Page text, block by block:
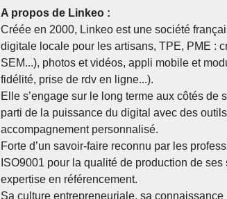
A propos de Linkeo :
Créée en 2000, Linkeo est une société
digitale locale pour les artisans, TPE, PME :
SEM...), photos et vidéos, appli mobile et
fidélité, prise de rdv en ligne...).
Elle s’engage sur le long terme aux côtés
parti de la puissance du digital avec des
accompagnement personnalisé.
Forte d’un savoir-faire reconnu par les
ISO9001 pour la qualité de production de
expertise en référencement.
Sa culture entrepreneuriale, sa